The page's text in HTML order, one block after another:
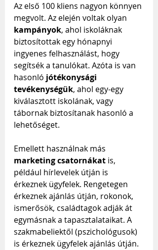
Az első 100 kliens nagyon könnyen
megvolt. Az elején voltak olyan
kampányok, ahol iskoláknak
biztosítottak egy hónapnyi
ingyenes felhasználást, hogy
segítsék a tanulókat. Azóta is van
hasonló jótékonysági
tevékenységük, ahol egy-egy
kiválasztott iskolának, vagy
tábornak biztosítanak hasonló a
lehetőséget.
Emellett használnak más
marketing csatornákat is,
például hírlevelek útján is
érkeznek ügyfelek. Rengetegen
érkeznek ajánlás útján, rokonok,
ismerősök, családtagok adják át
egymásnak a tapasztalataikat. A
szakmabeliektől (pszichológusok)
is érkeznek ügyfelek ajánlás útján.